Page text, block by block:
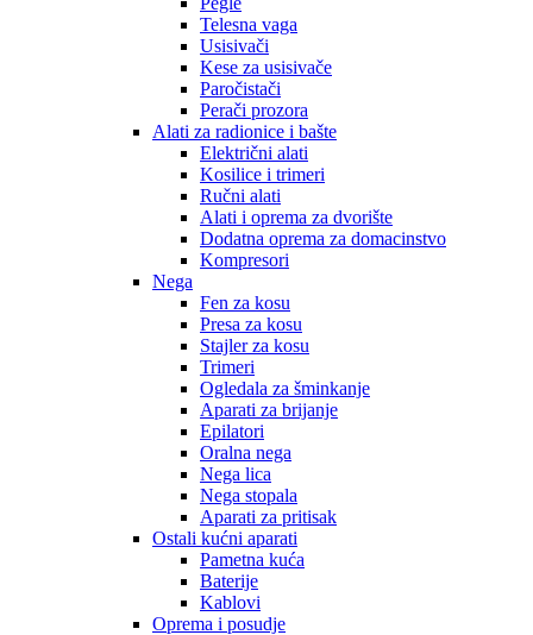
Telesna vaga
Usisivači
Kese za usisivače
Paročistači
Perači prozora
Alati za radionice i bašte
Električni alati
Kosilice i trimeri
Ručni alati
Alati i oprema za dvorište
Dodatna oprema za domacinstvo
Kompresori
Nega
Fen za kosu
Presa za kosu
Stajler za kosu
Trimeri
Ogledala za šminkanje
Aparati za brijanje
Epilatori
Oralna nega
Nega lica
Nega stopala
Aparati za pritisak
Ostali kućni aparati
Pametna kuća
Baterije
Kablovi
Oprema i posudje